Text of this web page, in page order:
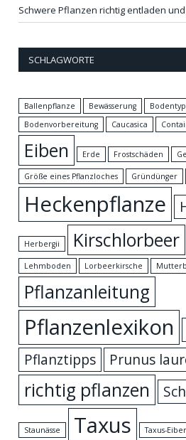
Schwere Pflanzen richtig entladen
SCHLAGWORTE
Ballenpflanze Bewässerung
Bodenvorbereitung
Caucasica
Eiben Erde Frostschäden
Größe eines Pflanzloches Gründünger
Heckenpflanze
Herbergii Kirschlorbeer
Lehmboden Lorbeerkirsche
Pflanzanleitung
Pflanzenlexikon
Pflanztipps
Prunus
richtig pflanzen
Staunässe Taxus Taxus-